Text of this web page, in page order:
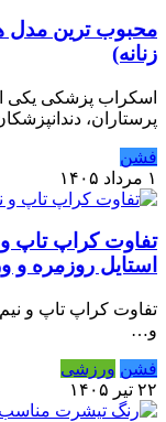
محبوب ترین مدل
زنانه)
اسکراب پزشکی یکی
پرستاران،
فشن
۱ مرداد ۱۴۰۵
تفاوت کراپ تاپ و
استایل روزمره
تفاوت کراپ تاپ و
و…
فشن ورزشی
۲۲ تیر ۱۴۰۵